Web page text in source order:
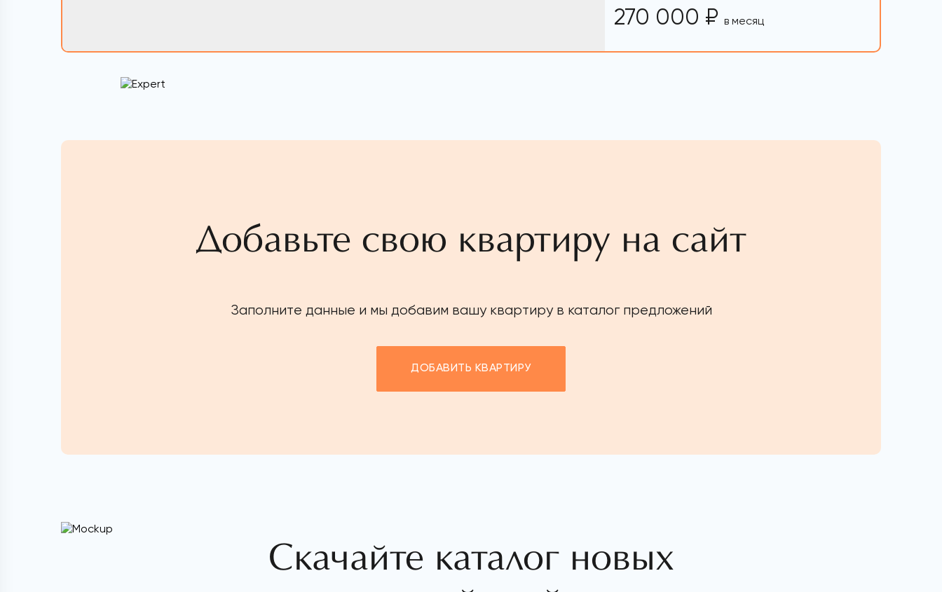
270 000 ₽ в месяц
Добавьте свою квартиру на сайт
Заполните данные и мы добавим вашу квартиру в каталог предложений
ДОБАВИТЬ КВАРТИРУ
Скачайте каталог новых